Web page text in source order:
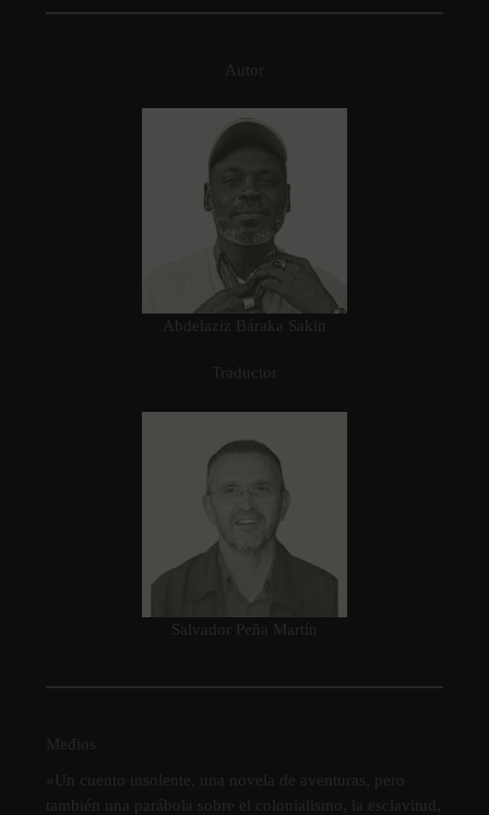
Autor
Abdelaziz Báraka Sakin
Traductor
Salvador Peña Martín
Medios
«Un cuento insolente, una novela de aventuras, pero
también una parábola sobre el colonialismo, la esclavitud,